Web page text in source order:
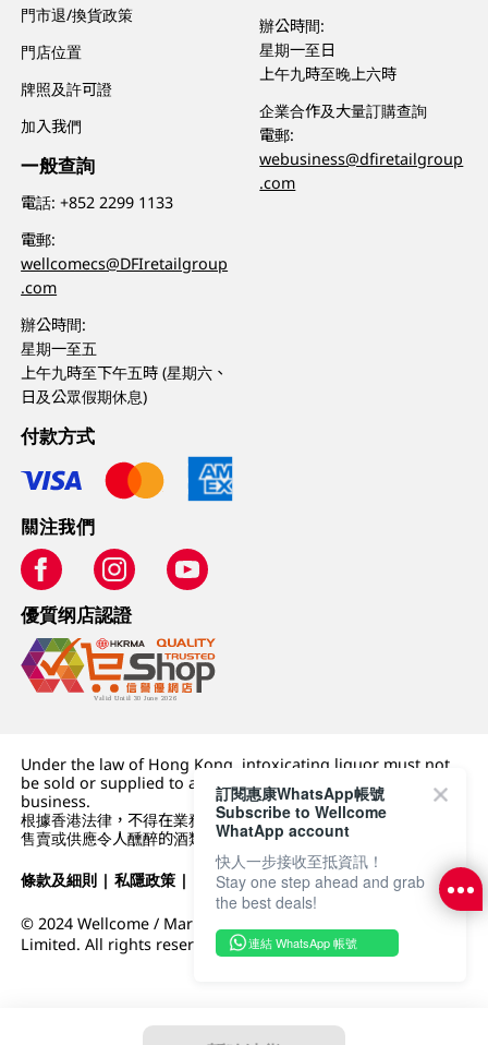
門市退/換貨政策
門店位置
牌照及許可證
加入我們
一般查詢
電話:+852 2299 1133
電郵:
wellcomecs@DFIretailgroup
.com
辦公時間:
星期一至五
上午九時至下午五時 (星期六、
日及公眾假期休息)
辦公時間:
星期一至日
上午九時至晚上六時
企業合作及大量訂購查詢
電郵:
webusiness@dfiretailgroup
.com
付款方式
關注我們
優質纲店認證
Under the law of Hong Kong, intoxicating liquor must not
be sold or supplied to a minor (under 18) in the course of
business.
根據香港法律，不得在業務過程中，向未成年人 (18 歲以下人士)
售賣或供應令人醺醉的酒類。
條款及細則 |私隱政策 | DFI零售集團
© 2024 Wellcome / Market Place. The Dairy Farm Company
Limited. All rights reserved.
訂閱惠康WhatsApp帳號
Subscribe to Wellcome
WhatApp account
快人一步接收至抵資訊！
Stay one step ahead and grab
the best deals!
連結 WhatsApp 帳號